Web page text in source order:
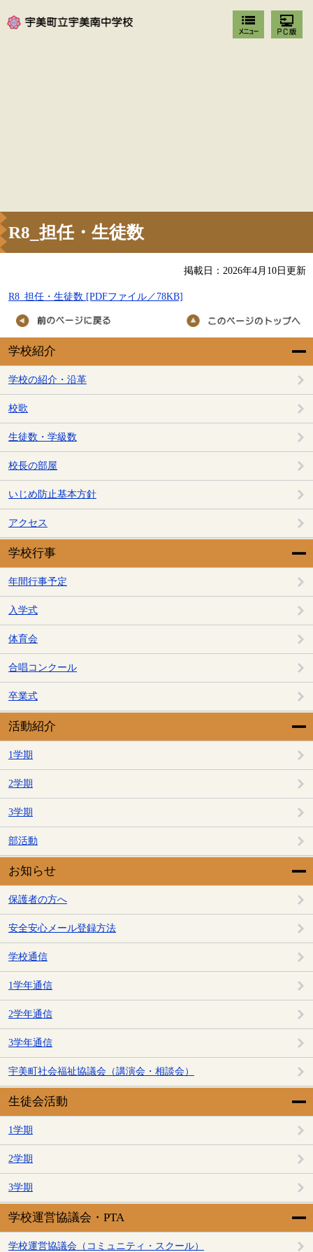
学校紹介
学校の紹介・沿革
校歌
生徒数・学級数
校長の部屋
いじめ防止基本方針
アクセス
学校行事
年間行事予定
入学式
体育会
合唱コンクール
卒業式
活動紹介
1学期
2学期
3学期
部活動
お知らせ
保護者の方へ
安全安心メール登録方法
学校通信
1学年通信
2学年通信
3学年通信
宇美町社会福祉協議会（講演会・相談会）
生徒会活動
1学期
2学期
3学期
学校運営協議会・PTA
学校運営協議会（コミュニティ・スクール）
R8_担任・生徒数
掲載日：2026年4月10日更新
R8_担任・生徒数 [PDFファイル／78KB]